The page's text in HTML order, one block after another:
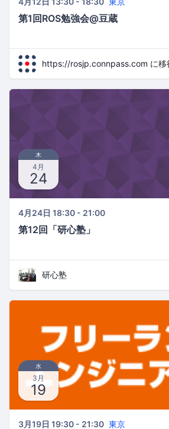
第1回ROS勉強会@豆蔵
https://rosjp.connpass.com に移
木
4月
24
4月24日 18:30 - 21:00
第12回「研心塾」
研心塾
水
3月
19
3月19日 19:30 - 21:30 東京